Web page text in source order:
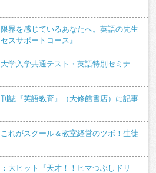
界を感じているあなたへ。英語の先生
スサポートコース』
学入学共通テスト・英語特別セミナ
誌『英語教育』（大修館書店）に記事
れがスクール＆教室経営のツボ！生徒
大ヒット『天才！！ヒマつぶしドリ